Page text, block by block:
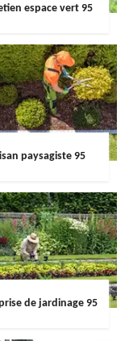
espace vert 95
paysagiste 95
de jardinage 95